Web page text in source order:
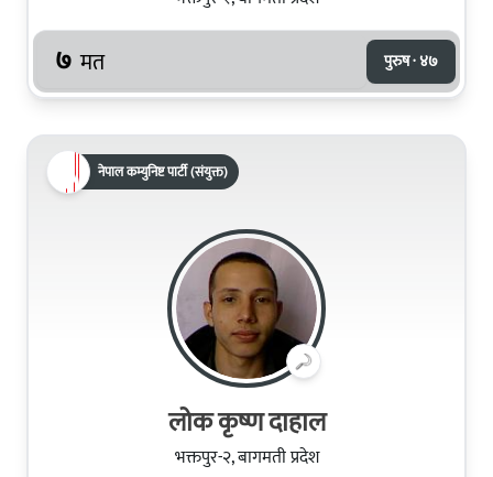
७ मत पुरुष · ४७
नेपाल कम्युनिष्ट पार्टी (संयुक्त)
लोक कृष्ण दाहाल
भक्तपुर-२, बागमती प्रदेश